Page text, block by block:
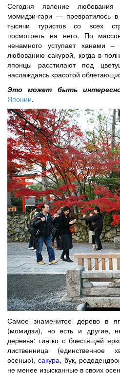
Сегодня явление
момидзи-гари — превратилось
тысячи туристов со всех
посмотреть на него. По
ненамного уступает ханами –
любованию сакурой, когда в
японцы расстилают под
наслаждаясь красотой
Это может быть
Японии.
Самое знаменитое дерево в
(момидзи), но есть и другие,
деревья: гингко с блестящей
лиственница
осенью),сакура, бук,
не менее изысканные в своих